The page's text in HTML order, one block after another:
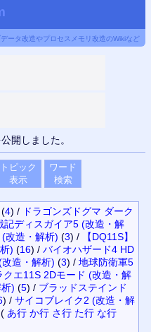
ータ改造やプロセスメモリ改造のWikiなど
開しました。
トピック
表示
ワード
検索
(4) / ドラゴンズドグマ ダーク
記ディスガイア5 (改造・解
改造・解析) (3) /
【DQ11S】
) (16) / バイオハザード4 HD
造・解析) (3) / 地球防衛軍5
クエ11S 2Dモード (改造・解
) (5) / ブラッドステインド
) / サイコブレイク2 (改造・解
( あ行 か行 さ行 た行 な行